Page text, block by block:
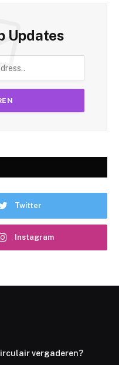
Updates
Twitter
Instagram
vergaderen?